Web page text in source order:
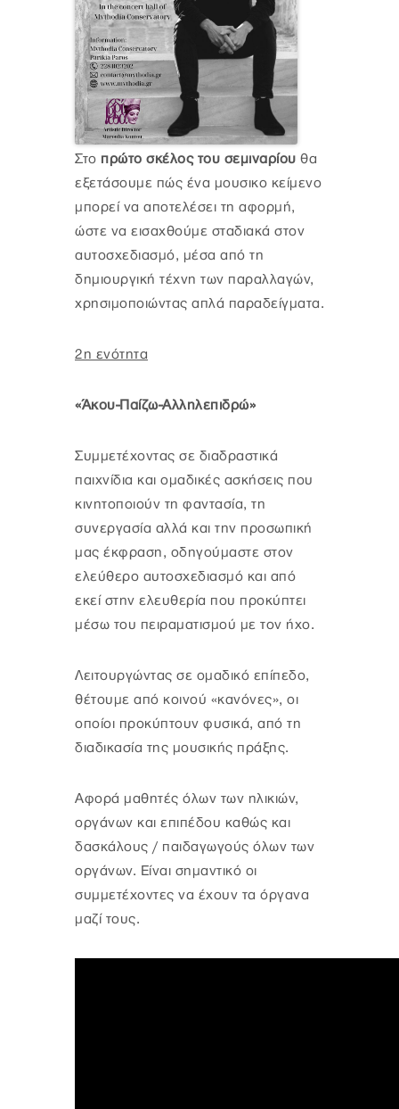
Στο πρώτο σκέλος του σεμιναρίου θα
εξετάσουμε πώς ένα μουσικο κείμενο
μπορεί να αποτελέσει τη αφορμή,
ώστε να εισαχθούμε σταδιακά στον
αυτοσχεδιασμό, μέσα από τη
δημιουργική τέχνη των παραλλαγών,
χρησιμοποιώντας απλά παραδείγματα.
2η ενότητα
«Άκου-Παίζω-Αλληλεπιδρώ»
Συμμετέχοντας σε διαδραστικά
παιχνίδια και ομαδικές ασκήσεις που
κινητοποιούν τη φαντασία, τη
συνεργασία αλλά και την προσωπική
μας έκφραση, οδηγούμαστε στον
ελεύθερο αυτοσχεδιασμό και από
εκεί στην ελευθερία που προκύπτει
μέσω του πειραματισμού με τον ήχο.
Λειτουργώντας σε ομαδικό επίπεδο,
θέτουμε από κοινού «κανόνες», οι
οποίοι προκύπτουν φυσικά, από τη
διαδικασία της μουσικής πράξης.
Αφορά μαθητές όλων των ηλικιών,
οργάνων και επιπέδου καθώς και
δασκάλους / παιδαγωγούς όλων των
οργάνων. Είναι σημαντικό οι
συμμετέχοντες να έχουν τα όργανα
μαζί τους.